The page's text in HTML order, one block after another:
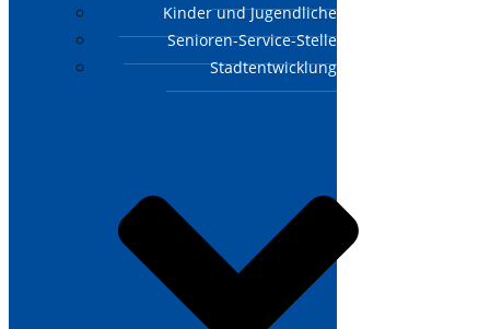
Kinder und Jugendliche
Senioren-Service-Stelle
Stadtentwicklung